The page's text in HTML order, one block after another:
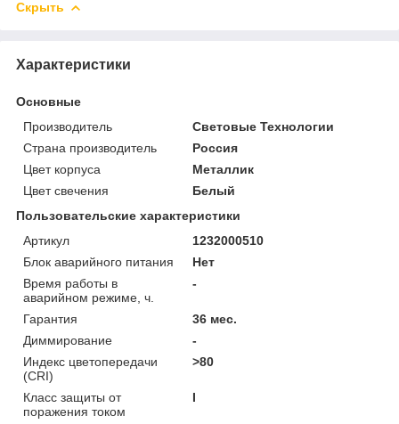
Скрыть
Характеристики
Основные
Производитель
Световые Технологии
Страна производитель
Россия
Цвет корпуса
Металлик
Цвет свечения
Белый
Пользовательские характеристики
Артикул
1232000510
Блок аварийного питания
Нет
Время работы в
аварийном режиме, ч.
-
Гарантия
36 мес.
Диммирование
-
Индекс цветопередачи
(CRI)
>80
Класс защиты от
поражения током
I